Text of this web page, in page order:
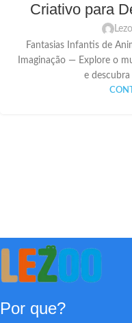
Criativo para
Fantasias Infantis de
Imaginação — Explore o
e
Por que?